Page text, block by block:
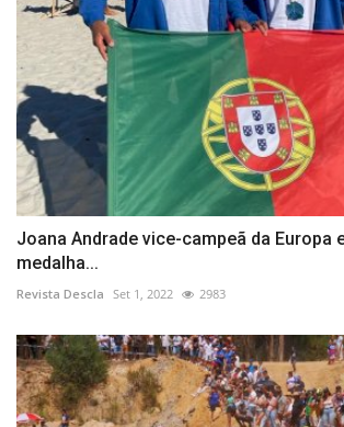
Joana Andrade vice-campeã da Europa
medalha...
Revista Descla Set 1, 2022 2983